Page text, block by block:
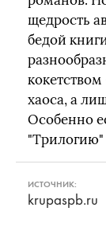
щедрость
бедой
кокетством
хаоса, а
Особенно
"Трилогию"
ИСТОЧНИК:
krupaspb.ru